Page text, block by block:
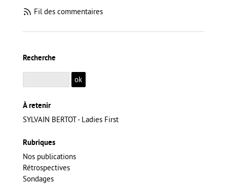
Fil des commentaires
Recherche
À retenir
SYLVAIN BERTOT - Ladies First
Rubriques
Nos publications
Rétrospectives
Sondages